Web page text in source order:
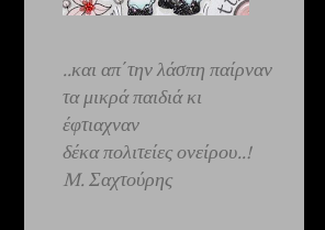
..και απ΄τηνλάσπη παίρναν
ταμικράπαιδιάκι
έφτιαχναν
δέκαπολιτείεςονείρου..!
M. Σαχτούρης